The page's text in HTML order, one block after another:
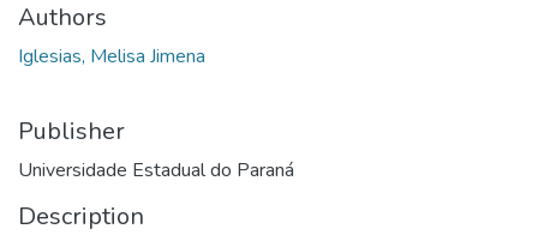
Authors
Iglesias, Melisa Jimena
Publisher
Universidade Estadual do Paraná
Description